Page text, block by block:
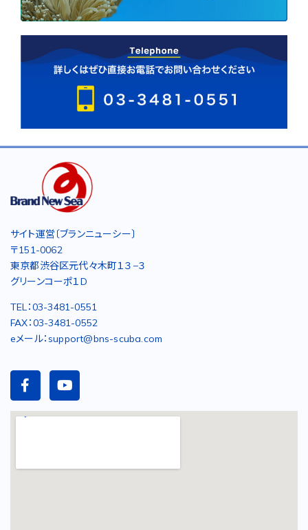
サイト運営〔ブランニューシー〕
〒151-0062
東京都渋谷区元代々木町１３−３
グリーンコーポ１D
TEL：03-3481-0551
FAX：03-3481-0552
eメール：support@bns-scuba.com